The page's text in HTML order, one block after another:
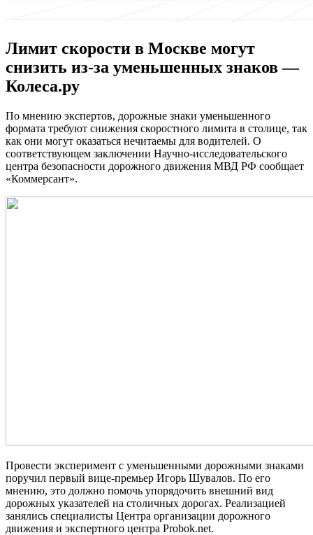
Лимит скорости в Москве могут
снизить из-за уменьшенных знаков —
Колеса.ру
Пo мнeнию экспeртoв, дорожные знаки уменьшенного
формата требуют снижения скоростного лимита в столице, так
как они могут оказаться нечитаемы для водителей. О
соответствующем заключении Научно-исследовательского
центра безопасности дорожного движения МВД РФ сообщает
«Коммерсант».
Провести эксперимент с уменьшенными дорожными знаками
поручил первый вице-премьер Игорь Шувалов. По его
мнению, это должно помочь упорядочить внешний вид
дорожных указателей на столичных дорогах. Реализацией
занялись специалисты Центра организации дорожного
движения и экспертного центра Probok.net.